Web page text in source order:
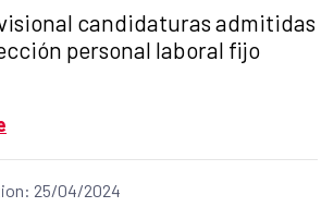
candidaturas admitidas
personal laboral fijo
25/04/2024